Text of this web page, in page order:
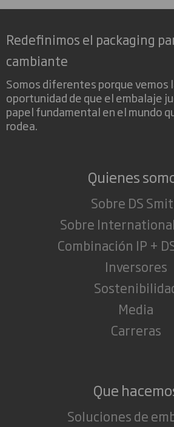
Redefinimos el packaging
cambiante
Somos diferentes porque vemos
oportunidad de que el embalaje
papel fundamental en el mundo
rodea.
Quienes
Sobre DS
Sobre
Combinación IP +
Inversores
Media
Carreras
Que
Soluciones de